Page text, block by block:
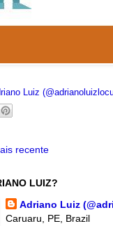
Luiz
recente
LUIZ?
Adriano Luiz
Caruaru, PE, Brazil